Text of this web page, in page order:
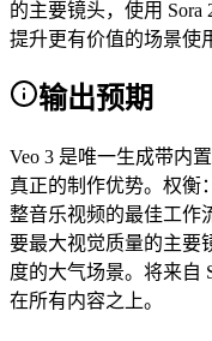
的主要镜头，使用
提升更有价值的场景使
输出预期
Veo 3 是唯一生成带内
真正的制作优势。权衡
整音乐视频的最佳工作
要最大视觉质量的主要
度的大气场景。将来自
在所有内容之上。